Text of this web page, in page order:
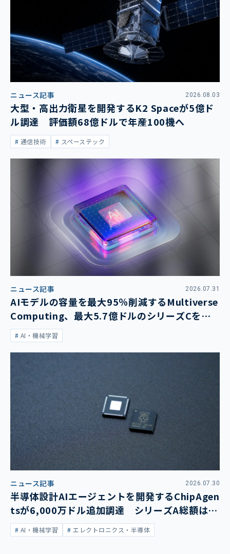
ニュース記事 2026.08.03
大型・高出力衛星を開発するK2 Spaceが5億ド
ル調達 評価額68億ドルで年産100機へ
通信技術 スペーステック
ニュース記事 2026.07.31
AIモデルの容量を最大95％削減するMultiverse
Computing、最大5.7億ドルのシリーズCを発
表AI・機械学習
ニュース記事 2026.07.30
半導体設計AIエージェントを開発するChipAgen
tsが6,000万ドル追加調達 シリーズA総額は1
億3,400万ドルに
AI・機械学習 エレクトロニクス・半導体